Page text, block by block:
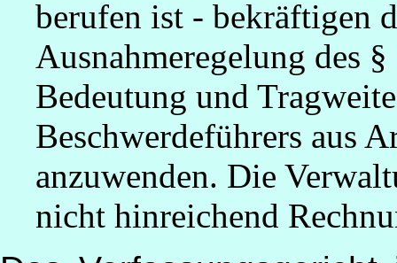
berufen ist - bekräftigen
Ausnahmeregelung des
Bedeutung und
Beschwerdeführers aus
anzuwenden. Die
nicht hinreichend